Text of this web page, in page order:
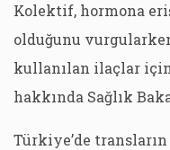
Kolektif, hormona
olduğunu
kullanılan ilaçlar
hakkında Sağlık
Türkiye’de